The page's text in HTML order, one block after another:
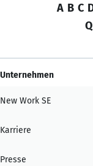
A B C
Q
Unternehmen
New Work SE
Karriere
Presse